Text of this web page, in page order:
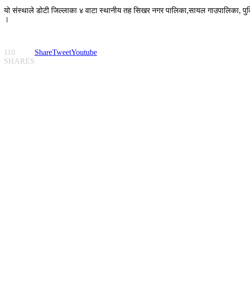
यो संस्थाले डोटी जिल्लाका ४ वाटा स्थानीय तह सिखर नगर पालिका,सायल गाउपालिका,
।
110
SHARES
ShareTweetYoutube